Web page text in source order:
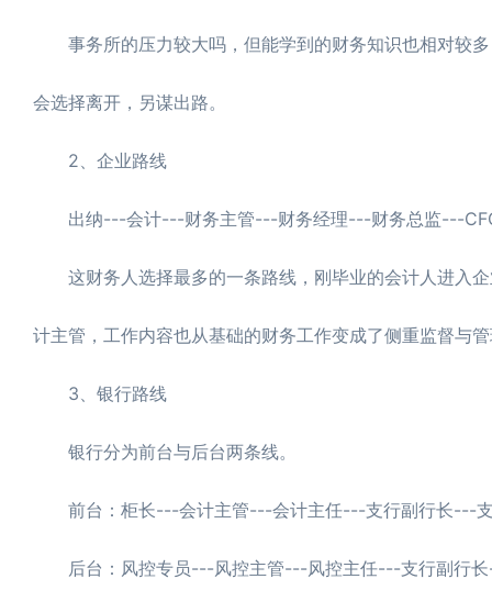
事务所的压力较大吗，但能学到的财务知识也相对较多
会选择离开，另谋出路。
2、企业路线
出纳---会计---财务主管---财务经理---财务总监---
这财务人选择最多的一条路线，刚毕业的会计人进入企
计主管，工作内容也从基础的财务工作变成了侧重监督与
3、银行路线
银行分为前台与后台两条线。
前台：柜长---会计主管---会计主任---支行副行长---
后台：风控专员---风控主管---风控主任---支行副行长